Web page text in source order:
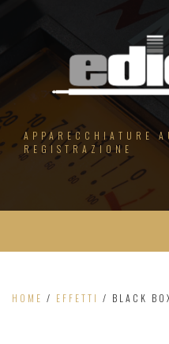
APPARECCHIATURE
REGISTRAZIONE
HOME / EFFETTI / BLACK